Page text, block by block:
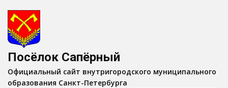
Изображения:
Цвет:A A
Посёлок Сапёрный
Официальный сайт внутригородского муниципального
образования Санкт-Петербурга